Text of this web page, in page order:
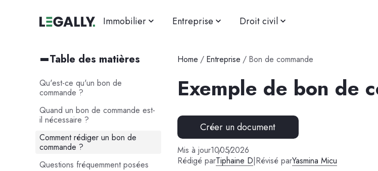
Immobilier Entreprise Droit civil
Home / Entreprise / Bon de commande
Exemple de bon de
Créer un document
Mis à jour10/05/2026
Rédigé parTiphaine D|Révisé parYasmina Micu
Table des matières
Qu'est-ce qu'un bon de
commande ?
Quand un bon de commande est-
il nécessaire ?
Comment rédiger un bon de
commande ?
Questions fréquemment posées